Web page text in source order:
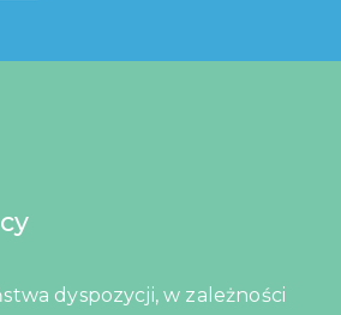
dyspozycji, w zależności